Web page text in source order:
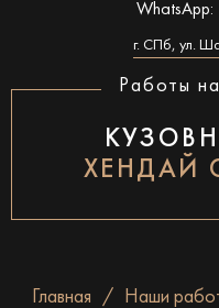
WhatsApp:
г. СПб, ул.
Работы
ХЕНДАЙ
Главная Наши